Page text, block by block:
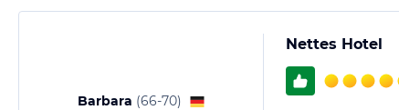
Barbara (66-70)
Nettes Hotel